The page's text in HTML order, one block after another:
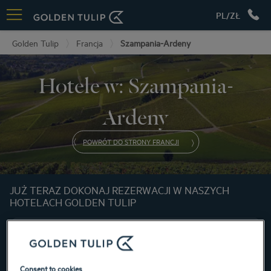
PL/ZŁ
Golden Tulip Francja Szampania-Ardeny
Hotele w: Szampania-
Ardeny
POWRÓT DO STRONY FRANCJI
JUŻ TERAZ DOKONAJ REZERWACJI W NASZYCH
HOTELACH GOLDEN TULIP
Consent to cookies